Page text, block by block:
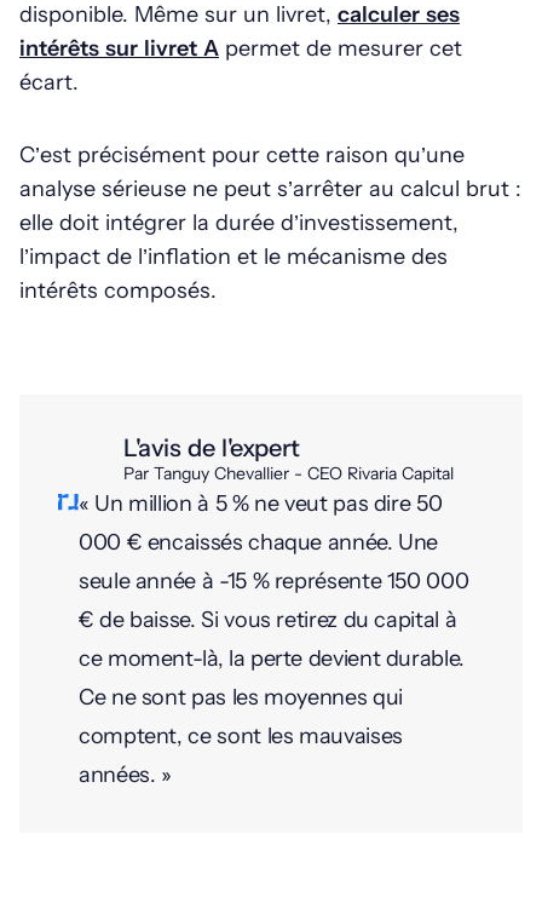
disponible. Même sur un livret, calculer ses
intérêts sur livret A permet de mesurer cet
écart.
C’est précisément pour cette raison qu’une
analyse sérieuse ne peut s’arrêter au calcul brut :
elle doit intégrer la durée d’investissement,
l’impact de l’inflation et le mécanisme des
intérêts composés.
L'avis de l'expert
Par Tanguy Chevallier - CEO Rivaria Capital
« Un million à 5 % ne veut pas dire 50
000 € encaissés chaque année. Une
seule année à -15 % représente 150 000
€ de baisse. Si vous retirez du capital à
ce moment-là, la perte devient durable.
Ce ne sont pas les moyennes qui
comptent, ce sont les mauvaises
années. »